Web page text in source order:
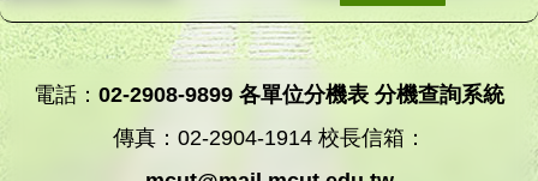
電話： 02-2908-9899 各單位分機表 分機查詢系統
傳真：02-2904-1914 校長信箱：